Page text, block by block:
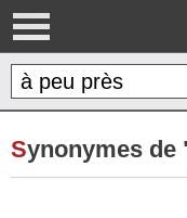
Synonymes de